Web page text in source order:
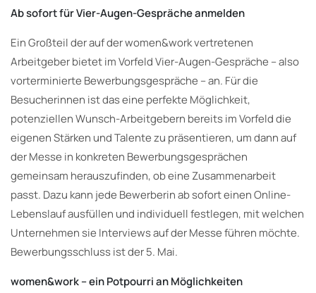
Ab sofort für Vier-Augen-Gespräche anmelden
Ein Großteil der auf der women&work vertretenen
Arbeitgeber bietet im Vorfeld Vier-Augen-Gespräche – also
vorterminierte Bewerbungsgespräche – an. Für die
Besucherinnen ist das eine perfekte Möglichkeit,
potenziellen Wunsch-Arbeitgebern bereits im Vorfeld die
eigenen Stärken und Talente zu präsentieren, um dann auf
der Messe in konkreten Bewerbungsgesprächen
gemeinsam herauszufinden, ob eine Zusammenarbeit
passt. Dazu kann jede Bewerberin ab sofort einen Online-
Lebenslauf ausfüllen und individuell festlegen, mit welchen
Unternehmen sie Interviews auf der Messe führen möchte.
Bewerbungsschluss ist der 5. Mai.
women&work – ein Potpourri an Möglichkeiten